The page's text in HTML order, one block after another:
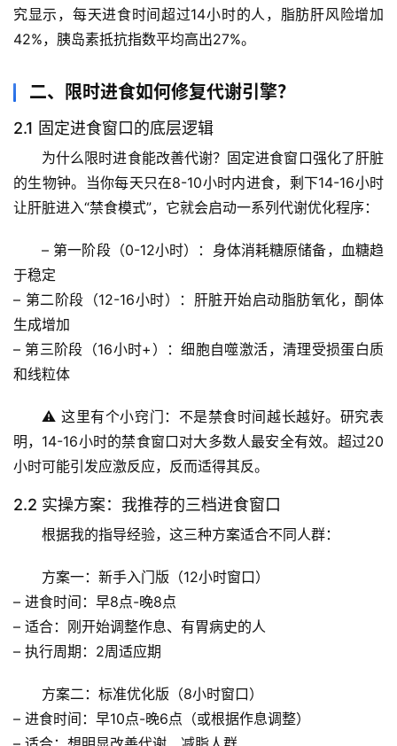
专
题
列
自
究显示，每天进食时间超过14小时的人，脂肪肝风险增加
42%，胰岛素抵抗指数平均高出27%。
二、限时进食如何修复代谢引擎？
2.1 固定进食窗口的底层逻辑
为什么限时进食能改善代谢？固定进食窗口强化了肝脏
的生物钟。当你每天只在8-10小时内进食，剩下14-16小时
让肝脏进入“禁食模式”，它就会启动一系列代谢优化程序：
– 第一阶段（0-12小时）
：身体消耗糖原储备，血糖趋
于稳定
– 第二阶段（12-16小时）
：肝脏开始启动脂肪氧化，酮体
生成增加
– 第三阶段（16小时+）
：细胞自噬激活，清理受损蛋白质
和线粒体
⚠️ 这里有个小窍门：不是禁食时间越长越好。研究表
明，14-16小时的禁食窗口对大多数人最安全有效。超过20
小时可能引发应激反应，反而适得其反。
2.2 实操方案：我推荐的三档进食窗口
根据我的指导经验，这三种方案适合不同人群：
方案一：新手入门版（12小时窗口）
– 进食时间：早8点-晚8点
– 适合：刚开始调整作息、有胃病史的人
– 执行周期：2周适应期
方案二：标准优化版（8小时窗口）
– 进食时间：早10点-晚6点（或根据作息调整）